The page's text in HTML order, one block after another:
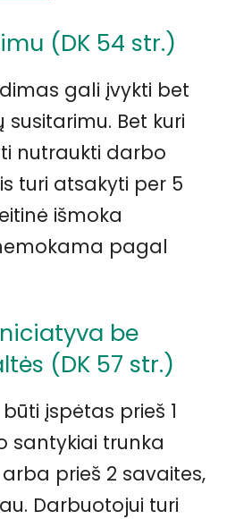
(DK 54 str.)
gali įvykti bet
Bet kuri
nutraukti darbo
turi atsakyti per 5
išmoka
pagal
be
(DK 57 str.)
įspėtas prieš 1
santykiai trunka
prieš 2 savaites,
Darbuotojui turi